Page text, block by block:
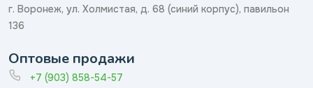
г. Воронеж, ул. Холмистая, д. 68 (синий корпус), павильон
136
Оптовые продажи
+7 (903) 858-54-57